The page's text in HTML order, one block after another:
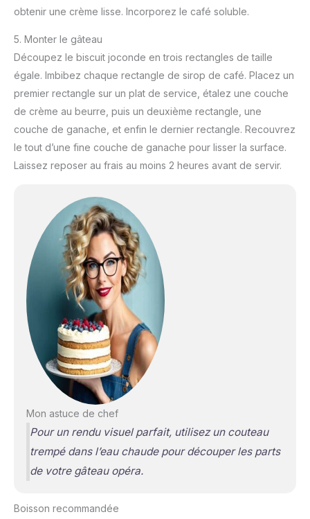
obtenir une crème lisse. Incorporez le café soluble.
5. Monter le gâteau
Découpez le biscuit joconde en trois rectangles de taille
égale. Imbibez chaque rectangle de sirop de café. Placez un
premier rectangle sur un plat de service, étalez une couche
de crème au beurre, puis un deuxième rectangle, une
couche de ganache, et enfin le dernier rectangle. Recouvrez
le tout d’une fine couche de ganache pour lisser la surface.
Laissez reposer au frais au moins 2 heures avant de servir.
Mon astuce de chef
Pour un rendu visuel parfait, utilisez un couteau
trempé dans l’eau chaude pour découper les parts
de votre gâteau opéra.
Boisson recommandée